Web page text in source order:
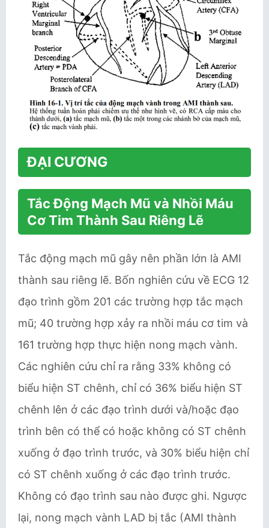
ĐẠI CƯƠNG
Tắc Động Mạch Mũ và Nhồi Máu
Cơ Tim Thành Sau Riêng Lẽ
Tắc động mạch mũ gây nên phần lớn là AMI
thành sau riêng lẽ. Bốn nghiên cứu về ECG 12
đạo trình gồm 201 các trường hợp tắc mạch
mũ; 40 trường hợp xảy ra nhồi máu cơ tim và
161 trường hợp thực hiện nong mạch vành.
Các nghiên cứu chỉ ra rằng 33% không có
biểu hiện ST chênh, chỉ có 36% biểu hiện ST
chênh lên ở các đạo trình dưới và/hoặc đạo
trình bên có thể có hoặc không có ST chênh
xuống ở đạo trình trước, và 30% biểu hiện chỉ
có ST chênh xuống ở các đạo trình trước.
Không có đạo trình sau nào được ghi. Ngược
lại, nong mạch vành LAD bị tắc (AMI thành